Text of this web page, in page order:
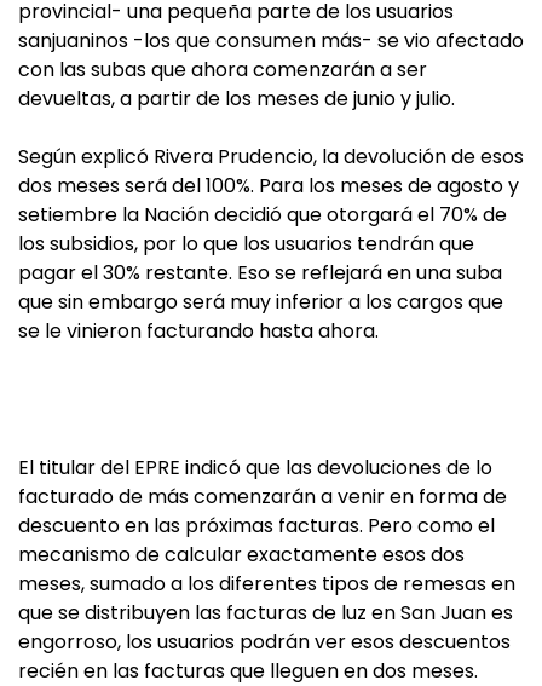
provincial- una pequeña parte de los usuarios
sanjuaninos -los que consumen más- se vio afectado
con las subas que ahora comenzarán a ser
devueltas, a partir de los meses de junio y julio.
Según explicó Rivera Prudencio, la devolución de esos
dos meses será del 100%. Para los meses de agosto y
setiembre la Nación decidió que otorgará el 70% de
los subsidios, por lo que los usuarios tendrán que
pagar el 30% restante. Eso se reflejará en una suba
que sin embargo será muy inferior a los cargos que
se le vinieron facturando hasta ahora.
El titular del EPRE indicó que las devoluciones de lo
facturado de más comenzarán a venir en forma de
descuento en las próximas facturas. Pero como el
mecanismo de calcular exactamente esos dos
meses, sumado a los diferentes tipos de remesas en
que se distribuyen las facturas de luz en San Juan es
engorroso, los usuarios podrán ver esos descuentos
recién en las facturas que lleguen en dos meses.